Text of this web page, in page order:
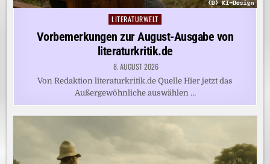
Posted
LITERATURWELT
Vorbemerkungen zur August-Ausgabe von
literaturkritik.de
8. AUGUST 2026
Von Redaktion literaturkritik.de Quelle Hier jetzt das
Außergewöhnliche auswählen …